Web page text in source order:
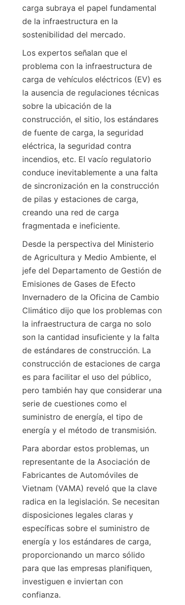
carga subraya el papel fundamental
de la infraestructura en la
sostenibilidad del mercado.
Los expertos señalan que el
problema con la infraestructura de
carga de vehículos eléctricos (EV) es
la ausencia de regulaciones técnicas
sobre la ubicación de la
construcción, el sitio, los estándares
de fuente de carga, la seguridad
eléctrica, la seguridad contra
incendios, etc. El vacío regulatorio
conduce inevitablemente a una falta
de sincronización en la construcción
de pilas y estaciones de carga,
creando una red de carga
fragmentada e ineficiente.
Desde la perspectiva del Ministerio
de Agricultura y Medio Ambiente, el
jefe del Departamento de Gestión de
Emisiones de Gases de Efecto
Invernadero de la Oficina de Cambio
Climático dijo que los problemas con
la infraestructura de carga no solo
son la cantidad insuficiente y la falta
de estándares de construcción. La
construcción de estaciones de carga
es para facilitar el uso del público,
pero también hay que considerar una
serie de cuestiones como el
suministro de energía, el tipo de
energía y el método de transmisión.
Para abordar estos problemas, un
representante de la Asociación de
Fabricantes de Automóviles de
Vietnam (VAMA) reveló que la clave
radica en la legislación. Se necesitan
disposiciones legales claras y
específicas sobre el suministro de
energía y los estándares de carga,
proporcionando un marco sólido
para que las empresas planifiquen,
investiguen e inviertan con
confianza.